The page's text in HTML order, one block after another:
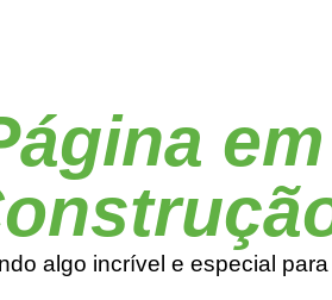
em
algo incrível e especial